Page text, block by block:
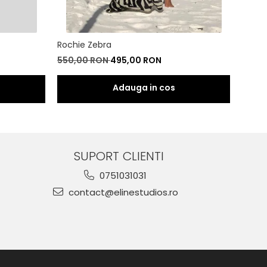
Rochie Zebra
550,00 RON495,00 RON
SUPORT CLIENTI
0751031031
contact@elinestudios.ro